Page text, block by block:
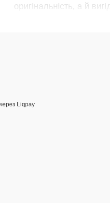
оригінальність, а й